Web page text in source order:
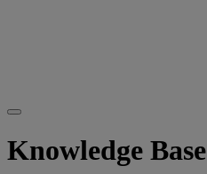
Knowledge Base